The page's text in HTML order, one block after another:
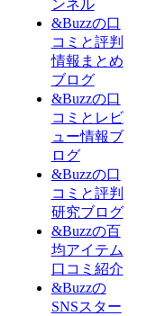
ンネル
&Buzzの口
コミと評判
情報まとめ
ブログ
&Buzzの口
コミとレビ
ュー情報ブ
ログ
&Buzzの口
コミと評判
研究ブログ
&Buzzの百
均アイテム
口コミ紹介
&Buzzの
SNSスター